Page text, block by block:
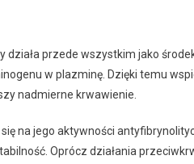
działa przede wszystkim jako
w plazminę. Dzięki temu
nadmierne krwawienie.
na jego aktywności
Oprócz działania